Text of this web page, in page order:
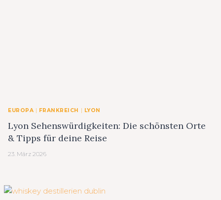
EUROPA | FRANKREICH | LYON
Lyon Sehenswürdigkeiten: Die schönsten Orte
& Tipps für deine Reise
23. März 2026